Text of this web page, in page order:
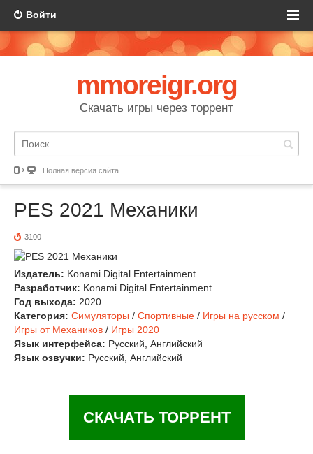
Войти
mmoreigr.org
Скачать игры через торрент
Полная версия сайта
PES 2021 Механики
3100
Издатель: Konami Digital Entertainment
Разработчик: Konami Digital Entertainment
Год выхода: 2020
Категория: Симуляторы / Спортивные / Игры на русском /
Игры от Механиков / Игры 2020
Язык интерфейса: Русский, Английский
Язык озвучки: Русский, Английский
СКАЧАТЬ ТОРРЕНТ